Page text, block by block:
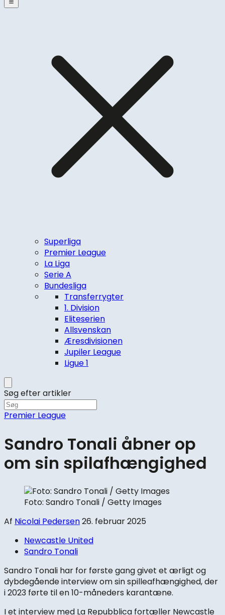
Superliga
Premier League
La Liga
Serie A
Bundesliga
Transferrygter
1. Division
Eliteserien
Allsvenskan
Æresdivisionen
Jupiler League
Ligue 1
Søg efter artikler
Premier League
Sandro Tonali åbner op
om sin spilafhængighed
Foto: Sandro Tonali / Getty Images
Af Nicolai Pedersen26. februar 2025
Newcastle United
Sandro Tonali
Sandro Tonali har for første gang givet et ærligt og
dybdegående interview om sin spilleafhængighed, der
i 2023 førte til en 10-måneders karantæne.
I et interview med La Repubblica fortæller Newcastle